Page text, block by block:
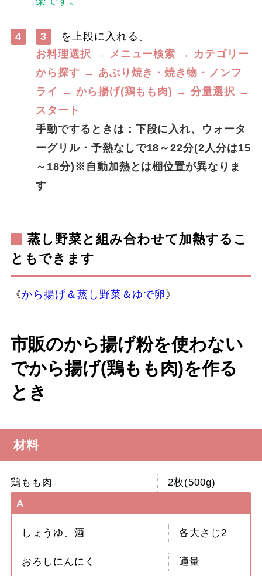
4 3
を上段に入れる。
お料理選択 → メニュー検索 → カテゴリー
から探す → あぶり焼き・焼き物・ノンフ
ライ → から揚げ(鶏もも肉) → 分量選択 →
スタート
手動でするときは：下段に入れ、ウォータ
ーグリル・予熱なしで18～22分(2人分は15
～18分)※自動加熱とは棚位置が異なりま
す
蒸し野菜と組み合わせて加熱するこ
ともできます
《から揚げ＆蒸し野菜＆ゆで卵 》
市販のから揚げ粉を使わない
でから揚げ(鶏もも肉)を作る
とき
材料
鶏もも肉
2枚(500g)
A
しょうゆ、酒 各大さじ2
おろしにんにく 適量